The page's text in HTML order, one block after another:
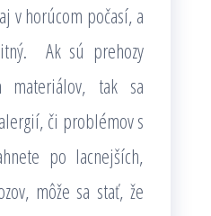
v horúcom počasí, a
Ak sú prehozy
materiálov, tak sa
či problémov s
po lacnejších,
môže sa stať, že